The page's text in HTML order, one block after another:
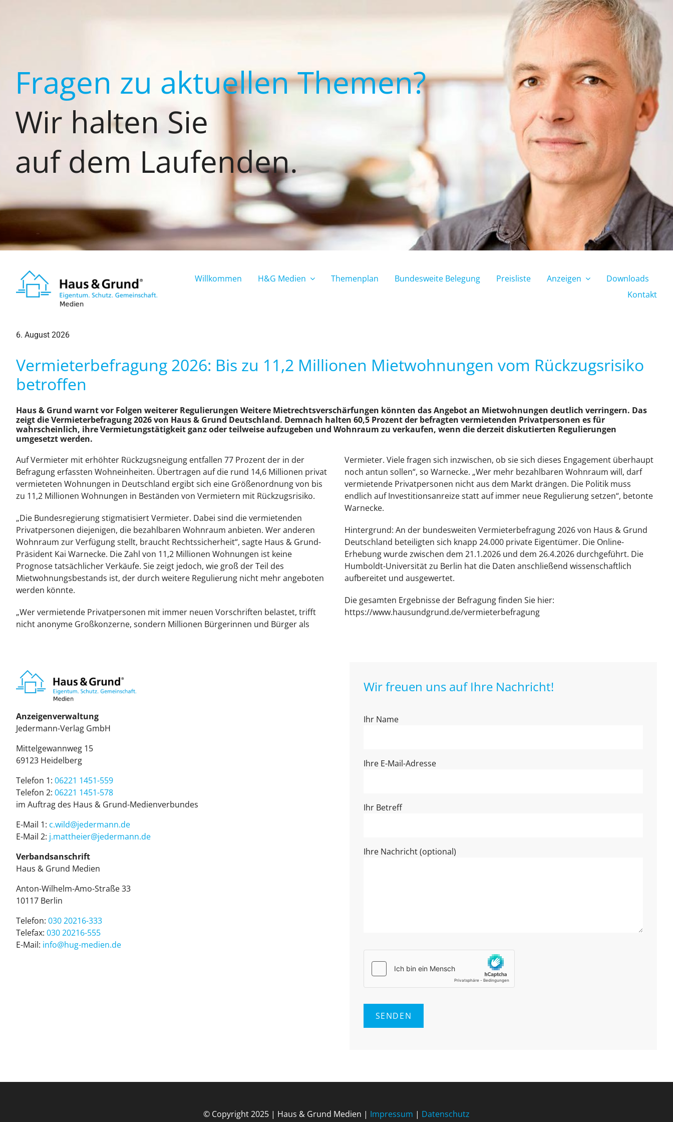
Fragen zu aktuellen Themen?
Wir halten Sie
auf dem Laufenden.
Willkommen H&G Medien Themenplan Bundesweite Belegung Preisliste Anzeigen
Downloads
Kontakt
6. August 2026
Vermieterbefragung 2026: Bis zu 11,2 Millionen Mietwohnungen vom Rückzugsrisiko
betroffen
Haus & Grund warnt vor Folgen weiterer Regulierungen Weitere Mietrechtsverschärfungen könnten das Angebot an Mietwohnungen deutlich verringern. Das
zeigt die Vermieterbefragung 2026 von Haus & Grund Deutschland. Demnach halten 60,5 Prozent der befragten vermietenden Privatpersonen es für
wahrscheinlich, ihre Vermietungstätigkeit ganz oder teilweise aufzugeben und Wohnraum zu verkaufen, wenn die derzeit diskutierten Regulierungen
umgesetzt werden.
Auf Vermieter mit erhöhter Rückzugsneigung entfallen 77 Prozent der in der
Befragung erfassten Wohneinheiten. Übertragen auf die rund 14,6 Millionen privat
vermieteten Wohnungen in Deutschland ergibt sich eine Größenordnung von bis
zu 11,2 Millionen Wohnungen in Beständen von Vermietern mit Rückzugsrisiko.
„Die Bundesregierung stigmatisiert Vermieter. Dabei sind die vermietenden
Privatpersonen diejenigen, die bezahlbaren Wohnraum anbieten. Wer anderen
Wohnraum zur Verfügung stellt, braucht Rechtssicherheit“, sagte Haus & Grund-
Präsident Kai Warnecke. Die Zahl von 11,2 Millionen Wohnungen ist keine
Prognose tatsächlicher Verkäufe. Sie zeigt jedoch, wie groß der Teil des
Mietwohnungsbestands ist, der durch weitere Regulierung nicht mehr angeboten
werden könnte.
„Wer vermietende Privatpersonen mit immer neuen Vorschriften belastet, trifft
nicht anonyme Großkonzerne, sondern Millionen Bürgerinnen und Bürger als
Vermieter. Viele fragen sich inzwischen, ob sie sich dieses Engagement überhaupt
noch antun sollen“, so Warnecke. „Wer mehr bezahlbaren Wohnraum will, darf
vermietende Privatpersonen nicht aus dem Markt drängen. Die Politik muss
endlich auf Investitionsanreize statt auf immer neue Regulierung setzen“, betonte
Warnecke.
Hintergrund: An der bundesweiten Vermieterbefragung 2026 von Haus & Grund
Deutschland beteiligten sich knapp 24.000 private Eigentümer. Die Online-
Erhebung wurde zwischen dem 21.1.2026 und dem 26.4.2026 durchgeführt. Die
Humboldt-Universität zu Berlin hat die Daten anschließend wissenschaftlich
aufbereitet und ausgewertet.
Die gesamten Ergebnisse der Befragung finden Sie hier:
https://www.hausundgrund.de/vermieterbefragung
Anzeigenverwaltung
Je­der­mann-Ver­lag GmbH
Mit­tel­ge­wann­weg 15
69123 Hei­del­berg
Telefon 1: 06221 1451-559
Telefon 2: 06221 1451-578
im Auf­trag des Haus & Grund-Me­di­en­ver­bun­des
E-Mail 1: c.wild@je­der­mann.de
E-Mail 2: j.mattheier@jedermann.de
Verbandsanschrift
Haus & Grund Medien
Anton-Wilhelm-Amo-Straße 33
10117 Ber­lin
Telefon: 030 20216-333
Telefax: 030 20216-555
E-Mail: info@hug-medien.de
Wir freuen uns auf Ihre Nachricht!
Ihr Name
Ihre E-Mail-Adresse
Ihr Betreff
Ihre Nachricht (optional)
© Copyright 2025 | Haus & Grund Medien | Impressum | Datenschutz